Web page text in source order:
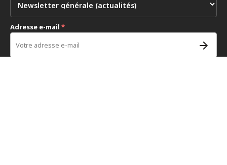
Adresse e-mail *